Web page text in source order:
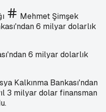
Mehmet Şimşek
6 milyar dolarlık
Kalkınma Bankası'ndan
3 milyar dolar finansman